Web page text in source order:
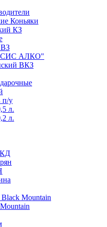
Коньяки
КЗ
ВЗ
АЛКО"
ВКЗ
п/у
л.
л.
Black Mountain